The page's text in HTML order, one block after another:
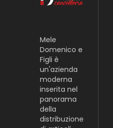
Mele
Domenico e
Figli è
un'azienda
moderna
inserita nel
panorama
della
distribuzione